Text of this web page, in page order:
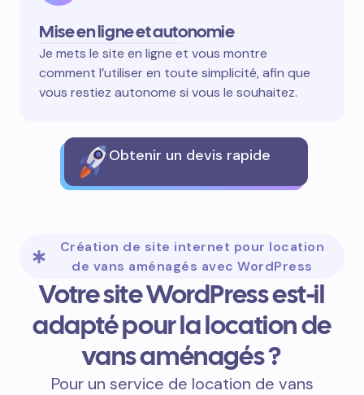
Mise en ligne et autonomie
Je mets le site en ligne et vous montre
comment l’utiliser en toute simplicité, afin que
vous restiez autonome si vous le souhaitez.
Obtenir un devis rapide
Création de site internet pour location
de vans aménagés avec WordPress
Votre site WordPress est-il
adapté pour la location de
vans aménagés ?
Pour un service de location de vans